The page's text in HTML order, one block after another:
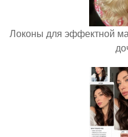
Локоны для эффектной